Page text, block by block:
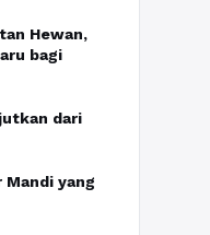
Hewan,
bagi
dari
yang